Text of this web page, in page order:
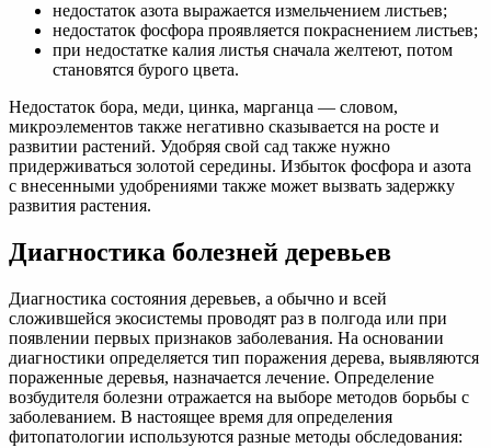
недостаток азота выражается измельчением листьев;
недостаток фосфора проявляется покраснением листьев;
при недостатке калия листья сначала желтеют, потом
становятся бурого цвета.
Недостаток бора, меди, цинка, мaрганца — словом,
микроэлементов также негативно сказывается на росте и
развитии растений. Удобряя свой сад также нужно
придерживаться золотой середины. Избыток фосфора и азота
с внесенными удобрениями также может вызвать задержку
развития растения.
Диагностика болезней деревьев
Диагностика состояния деревьев, а обычно и всей
сложившейся экосистемы проводят раз в полгода или при
появлении первых признаков заболевания. На основании
диагностики определяется тип поражения дерева, выявляются
пораженные деревья, назначается лечение. Определение
возбудителя болезни отражается на выборе методов борьбы с
заболеванием. В настоящее время для определения
фитопатологии используются разные методы обследования: